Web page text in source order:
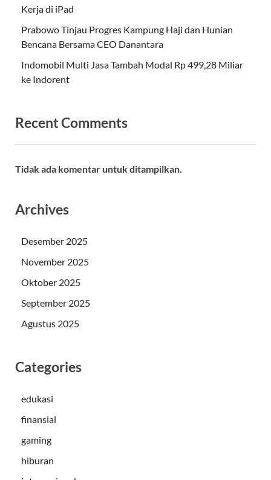
Kerja di iPad
Prabowo Tinjau Progres Kampung Haji dan Hunian
Bencana Bersama CEO Danantara
Indomobil Multi Jasa Tambah Modal Rp 499,28 Miliar
ke Indorent
Recent Comments
Tidak ada komentar untuk ditampilkan.
Archives
Desember 2025
November 2025
Oktober 2025
September 2025
Agustus 2025
Categories
edukasi
finansial
gaming
hiburan